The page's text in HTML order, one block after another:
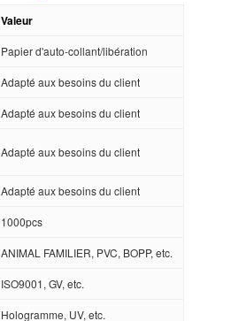
Valeur
Papier d'auto-collant/libération
Adapté aux besoins du client
Adapté aux besoins du client
Adapté aux besoins du client
Adapté aux besoins du client
1000pcs
ANIMAL FAMILIER, PVC, BOPP, etc.
ISO9001, GV, etc.
Hologramme, UV, etc.